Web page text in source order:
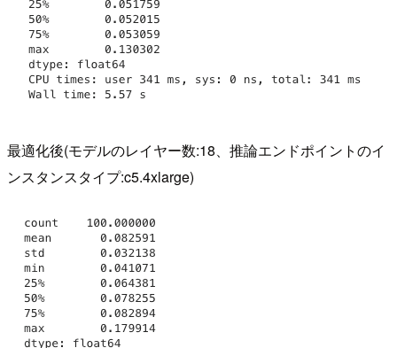
最適化後(モデルのレイヤー数:18、推論エンドポイントのイ
ンスタンスタイプ:c5.4xlarge)